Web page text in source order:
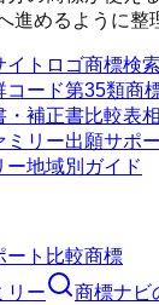
進めるように整
イト ロゴ商標検索
コード第35類商
・補正書比較表
ミリー出願サポ
ー地域別ガイド
ート 比較商標
リー 商標ナビ